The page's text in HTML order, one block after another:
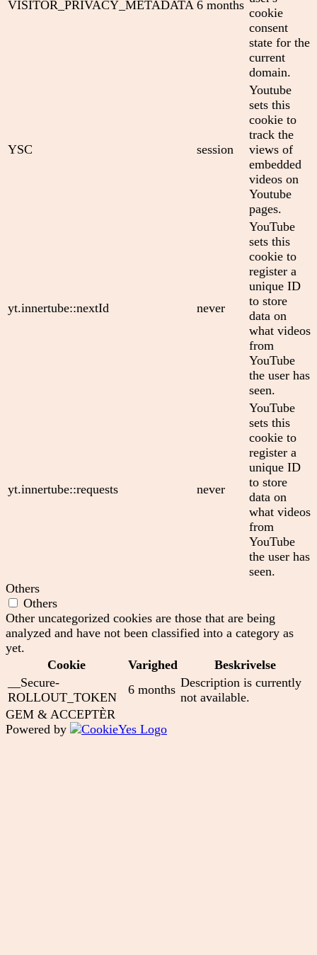
VISITOR_PRIVACY_METADATA 6 months
cookie
consent
state for the
current
domain.
YSC session
Youtube
sets this
cookie to
track the
views of
embedded
videos on
Youtube
pages.
yt.innertube::nextId never
YouTube
sets this
cookie to
register a
unique ID
to store
data on
what videos
from
YouTube
the user has
seen.
yt.innertube::requests never
YouTube
sets this
cookie to
register a
unique ID
to store
data on
what videos
from
YouTube
the user has
seen.
Others
Others
Other uncategorized cookies are those that are being
analyzed and have not been classified into a category as
yet.
Cookie
Varighed
Beskrivelse
__Secure-
ROLLOUT_TOKEN
6 months Description is currently
not available.
GEM & ACCEPTÈR
Powered by